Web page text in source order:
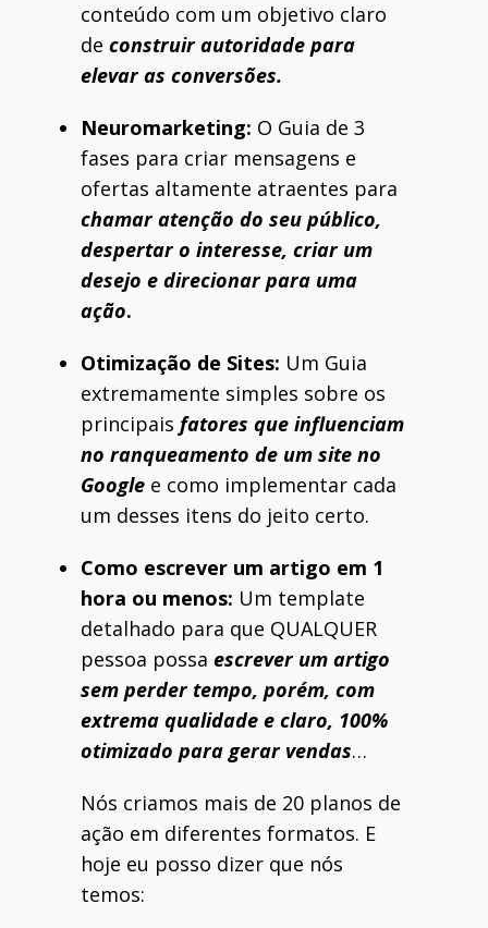
conteúdo com um objetivo claro
de construir autoridade para
elevar as conversões.
Neuromarketing: O Guia de 3
fases para criar mensagens e
ofertas altamente atraentes para
chamar atenção do seu público,
despertar o interesse, criar um
desejo e direcionar para uma
ação.
Otimização de Sites: Um Guia
extremamente simples sobre os
principais fatores que influenciam
no ranqueamento de um site no
Google e como implementar cada
um desses itens do jeito certo.
Como escrever um artigo em 1
hora ou menos: Um template
detalhado para que QUALQUER
pessoa possa escrever um artigo
sem perder tempo, porém, com
extrema qualidade e claro, 100%
otimizado para gerar vendas…
Nós criamos mais de 20 planos de
ação em diferentes formatos. E
hoje eu posso dizer que nós
temos: